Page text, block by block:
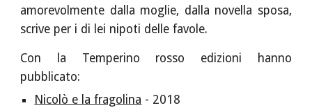
amorevolmente dalla moglie, dalla novella sposa,
scrive per i di lei nipoti delle favole.
Con la Temperino rosso edizioni hanno
pubblicato:
Nicolò e la fragolina - 2018